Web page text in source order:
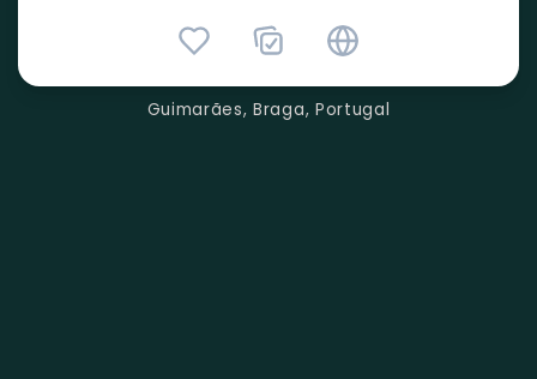
Guimarães, Braga, Portugal